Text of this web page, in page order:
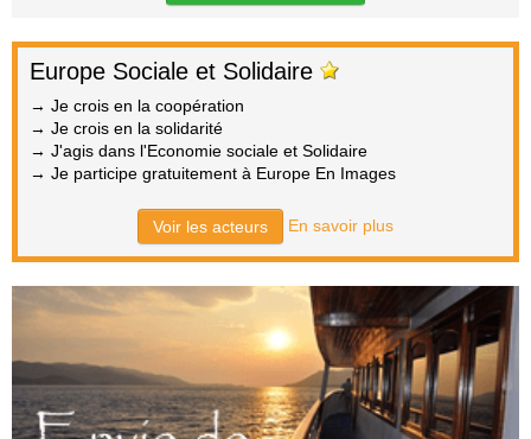
Europe Sociale et Solidaire
→ Je crois en la coopération
→ Je crois en la solidarité
→ J'agis dans l'Economie sociale et Solidaire
→ Je participe gratuitement à Europe En Images
Voir les acteurs En savoir plus